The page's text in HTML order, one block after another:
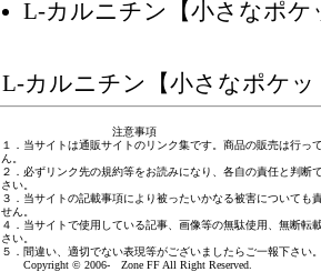
L-カルニチン【小さなポケ
L-カルニチン【小さなポケッ
注意事項
１．当サイトは通販サイトのリンク集です。商品の販売は行っ
ん。
２．必ずリンク先の規約等をお読みになり、各自の責任と判断
さい。
３．当サイトの記載事項により被ったいかなる被害についても
せん。
４．当サイトで使用している記事、画像等の無駄使用、無断転
さい。
５．間違い、適切でない表現等がございましたら ご一報下さい
Copyright © 2006- Zone FF All Right Reserved.